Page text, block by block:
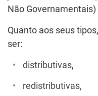
Não
Quanto aos seus
ser:
distributivas,
redistributivas,